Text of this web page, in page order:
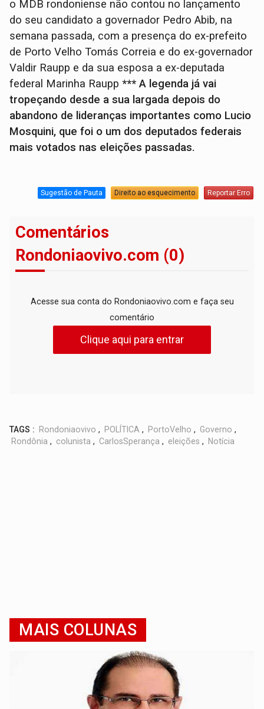
o MDB rondoniense não contou no lançamento
do seu candidato a governador Pedro Abib, na
semana passada, com a presença do ex-prefeito
de Porto Velho Tomás Correia e do ex-governador
Valdir Raupp e da sua esposa a ex-deputada
federal Marinha Raupp*** A legenda já vai
tropeçando desde a sua largada depois do
abandono de lideranças importantes como Lucio
Mosquini, que foi o um dos deputados federais
mais votados nas eleições passadas.
Sugestão de Pauta Direito ao esquecimento Reportar Erro
Comentários
Rondoniaovivo.com (0)
Acesse sua conta do Rondoniaovivo.com e faça seu
comentário
Clique aqui para entrar
TAGS : Rondoniaovivo , POLÍTICA , PortoVelho , Governo ,
Rondônia , colunista , CarlosSperança , eleições , Notícia
MAIS COLUNAS